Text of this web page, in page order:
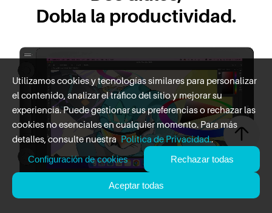
Dobla la productividad.
Utilizamos cookies y tecnologías similares para personalizar
el contenido, analizar el tráfico del sitio y mejorar su
experiencia. Puede gestionar sus preferencias o rechazar las
cookies no esenciales en cualquier momento. Para más
detalles, consulte nuestra Política de Privacidad..
Configuración de cookies Rechazar todas
Aceptar todas